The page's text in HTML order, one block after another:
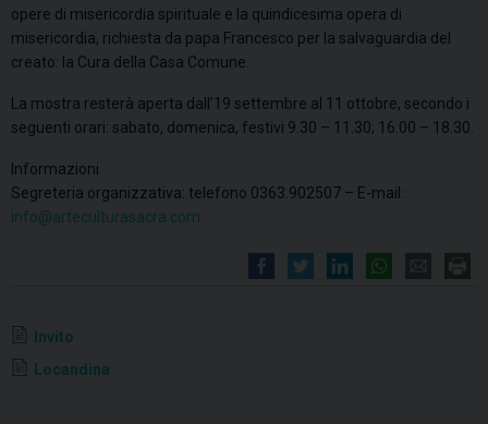
opere di misericordia spirituale e la quindicesima opera di
misericordia, richiesta da papa Francesco per la salvaguardia del
creato: la Cura della Casa Comune.
La mostra resterà aperta dall’19 settembre al 11 ottobre, secondo i
seguenti orari: sabato, domenica, festivi 9.30 – 11.30; 16.00 – 18.30.
Informazioni
Segreteria organizzativa: telefono 0363.902507 – E-mail:
info@arteculturasacra.com
Invito
Locandina